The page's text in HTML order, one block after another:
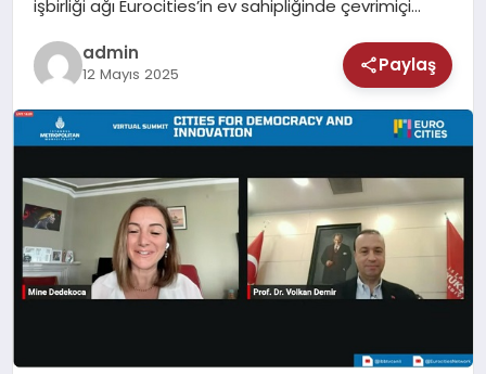
işbirliği ağı Eurocities’in ev sahipliğinde çevrimiçi…
admin
12 Mayıs 2025 Paylaş